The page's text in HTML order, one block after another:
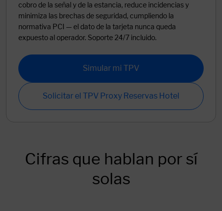
cobro de la señal y de la estancia, reduce incidencias y
minimiza las brechas de seguridad, cumpliendo la
normativa PCI — el dato de la tarjeta nunca queda
expuesto al operador. Soporte 24/7 incluido.
Simular mi TPV
Solicitar el TPV Proxy Reservas Hotel
Cifras que hablan por sí
solas